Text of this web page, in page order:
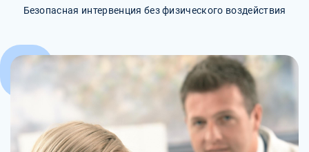
Безопасная интервенция без физического воздействия